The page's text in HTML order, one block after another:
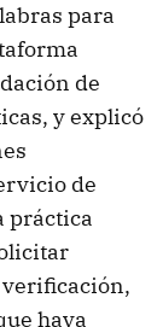
para
de
y explicó
de
práctica
haya